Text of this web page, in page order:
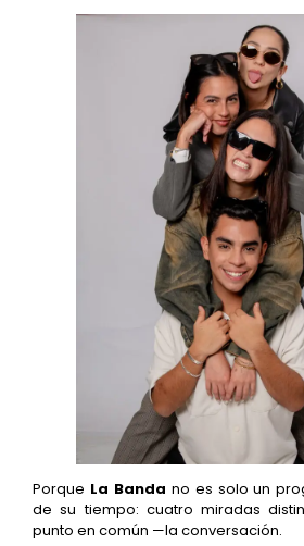
Porque La Banda no es solo un
de su tiempo: cuatro miradas
punto en común —la conversación.